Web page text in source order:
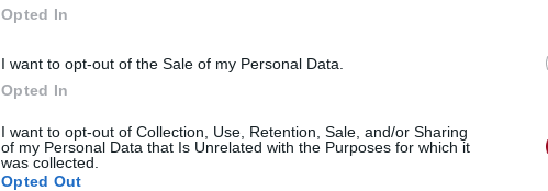
Opted In
I want to opt-out of the Sale of my Personal Data.
Opted In
I want to opt-out of Collection, Use, Retention, Sale, and/or Sharing
of my Personal Data that Is Unrelated with the Purposes for which it
was collected.
Opted Out